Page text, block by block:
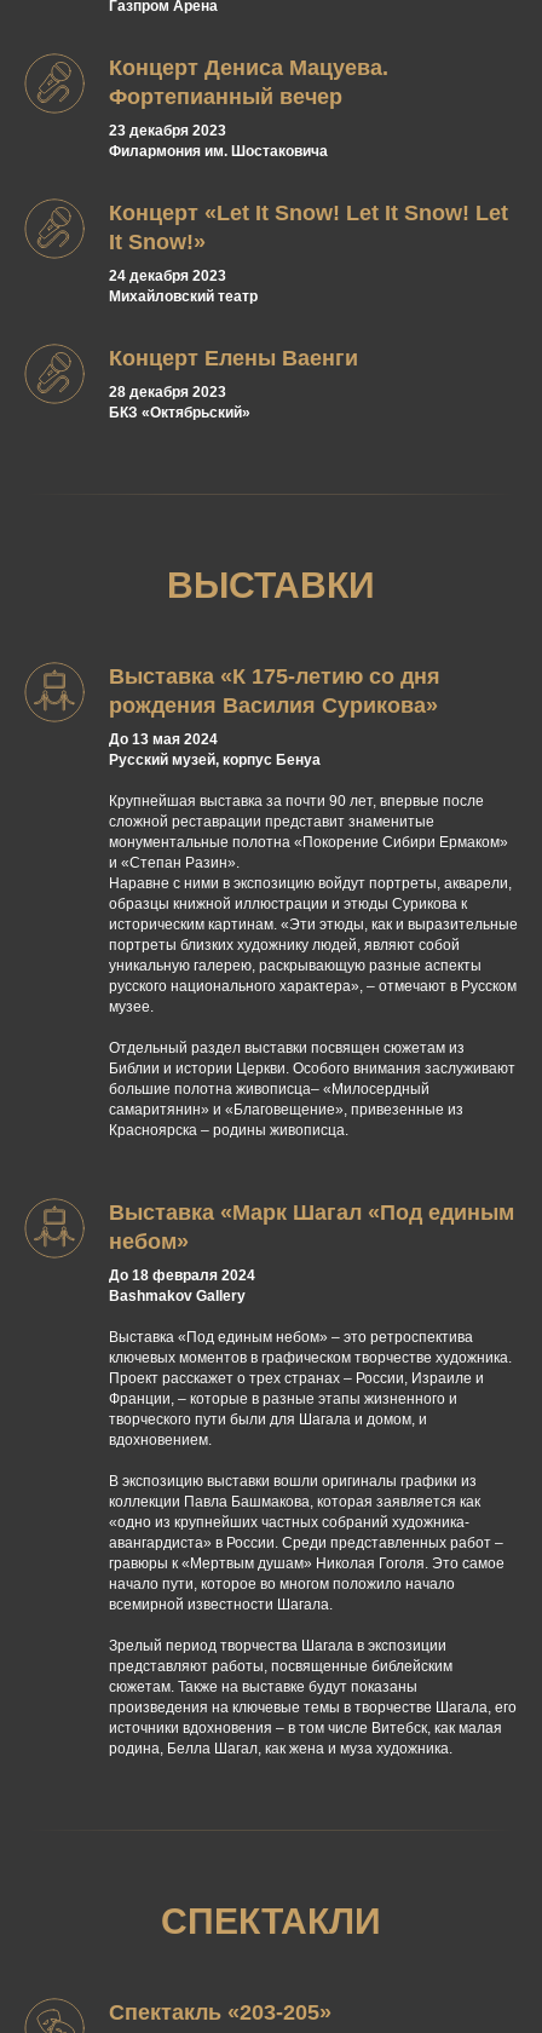
Газпром Арена
Концерт Дениса Мацуева.
Фортепианный вечер
23 декабря 2023
Филармония им. Шостаковича
Концерт «Let It Snow! Let It Snow! Let
It Snow!»
24 декабря 2023
Михайловский театр
Концерт Елены Ваенги
28 декабря 2023
БКЗ «Октябрьский»
ВЫСТАВКИ
Выставка «К 175-летию со дня
рождения Василия Сурикова»
До 13 мая 2024
Русский музей, корпус Бенуа
Крупнейшая выставка за почти 90 лет, впервые после
сложной реставрации представит знаменитые
монументальные полотна «Покорение Сибири Ермаком»
и «Степан Разин».
Наравне с ними в экспозицию войдут портреты, акварели,
образцы книжной иллюстрации и этюды Сурикова к
историческим картинам. «Эти этюды, как и выразительные
портреты близких художнику людей, являют собой
уникальную галерею, раскрывающую разные аспекты
русского национального характера», – отмечают в Русском
музее.
Отдельный раздел выставки посвящен сюжетам из
Библии и истории Церкви. Особого внимания заслуживают
большие полотна живописца– «Милосердный
самаритянин» и «Благовещение», привезенные из
Красноярска – родины живописца.
Выставка «Марк Шагал «Под единым
небом»
До 18 февраля 2024
Bashmakov Gallery
Выставка «Под единым небом» – это ретроспектива
ключевых моментов в графическом творчестве художника.
Проект расскажет о трех странах – России, Израиле и
Франции, – которые в разные этапы жизненного и
творческого пути были для Шагала и домом, и
вдохновением.
В экспозицию выставки вошли оригиналы графики из
коллекции Павла Башмакова, которая заявляется как
«одно из крупнейших частных собраний художника-
авангардиста» в России. Среди представленных работ –
гравюры к «Мертвым душам» Николая Гоголя. Это самое
начало пути, которое во многом положило начало
всемирной известности Шагала.
Зрелый период творчества Шагала в экспозиции
представляют работы, посвященные библейским
сюжетам. Также на выставке будут показаны
произведения на ключевые темы в творчестве Шагала, его
источники вдохновения – в том числе Витебск, как малая
родина, Белла Шагал, как жена и муза художника.
СПЕКТАКЛИ
Спектакль «203-205»